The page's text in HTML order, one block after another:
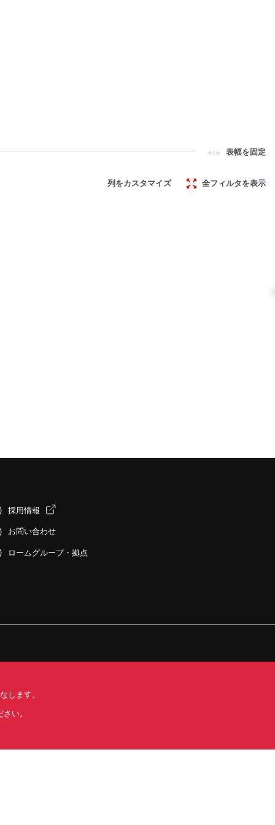
表幅を固定
列をカスタマイズ 全フィルタを表示
採用情報
お問い合わせ
ロームグループ・拠点
する標準契約条件書(PDF)
します。
い。